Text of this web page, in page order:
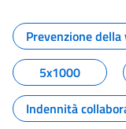
Tutti i
Prevenzione
5x1000
Indennità